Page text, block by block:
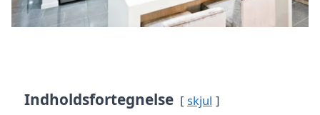
Indholdsfortegnelse skjul